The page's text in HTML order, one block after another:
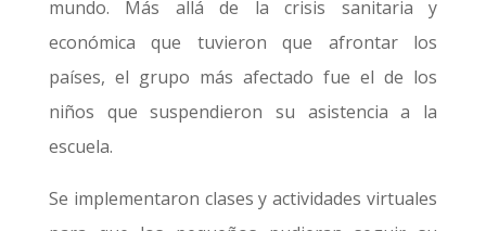
mundo. Más allá de la crisis sanitaria y
económica que tuvieron que afrontar los
países, el grupo más afectado fue el de los
niños que suspendieron su asistencia a la
escuela.
Se implementaron clases y actividades virtuales